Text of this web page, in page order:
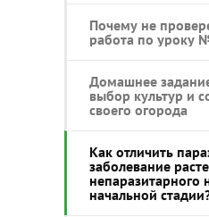
Почему не
работа по уроку
Домашнее
выбор культур и
своего огорода
Как отличить
заболевание
непаразитарного
начальной